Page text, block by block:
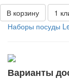
В корзину
1
Наборы посуды
Варианты